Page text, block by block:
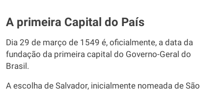
A primeira Capital do País
Dia 29 de março de 1549 é, oficialmente, a data da
fundação da primeira capital do Governo-Geral do
Brasil.
A escolha de Salvador, inicialmente nomeada de São